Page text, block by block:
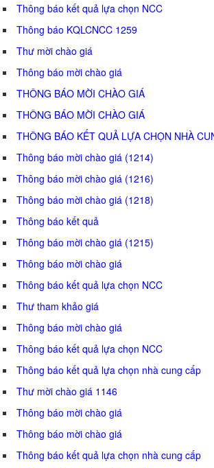
Thông báo kết quả lựa chọn NCC
Thông báo KQLCNCC 1259
Thư mời chào giá
Thông báo mời chào giá
THÔNG BÁO MỜI CHÀO GIÁ
THÔNG BÁO MỜI CHÀO GIÁ
THÔNG BÁO KẾT QUẢ LỰA CHỌN NHÀ
Thông báo mời chào giá (1214)
Thông báo mời chào giá (1216)
Thông báo mời chào giá (1218)
Thông báo kết quả
Thông báo mời chào giá (1215)
Thông báo mời chào giá
Thông báo kết quả lựa chọn NCC
Thư tham khảo giá
Thông báo mời chào giá
Thông báo kết quả lựa chọn NCC
Thông báo kết quả lựa chọn nhà cung cấp
Thư mời chào giá 1146
Thông báo mời chào giá
Thông báo mời chào giá
Thông báo kết quả lựa chọn nhà cung cấp